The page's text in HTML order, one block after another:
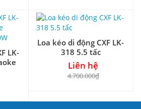
LK-
Loa kéo di động CXF LK-
318 5.5 tấc
Liên hệ
4.700.000₫